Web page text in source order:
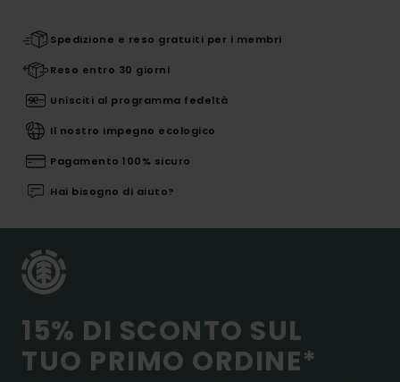
Spedizione e reso gratuiti per i membri
Reso entro 30 giorni
Unisciti al programma fedeltà
Il nostro impegno ecologico
Pagamento 100% sicuro
Hai bisogno di aiuto?
15% DI SCONTO SUL
TUO PRIMO ORDINE*